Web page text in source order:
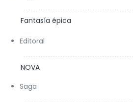
Fantasía épica
Editoral
NOVA
Saga